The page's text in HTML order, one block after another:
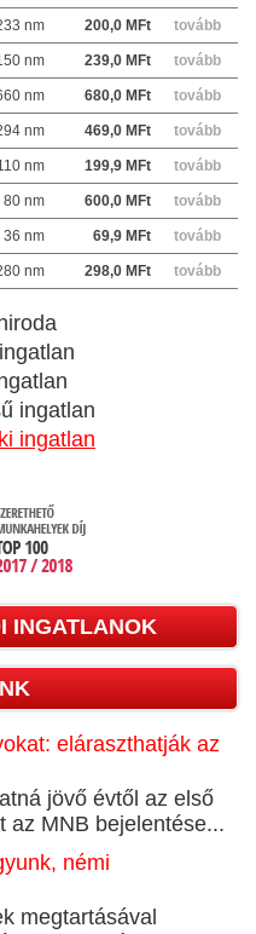
nm 200,0 MFt tovább
nm 239,0 MFt tovább
nm 680,0 MFt tovább
nm 469,0 MFt tovább
nm 199,9 MFt tovább
80 nm 600,0 MFt tovább
36 nm 69,9 MFt tovább
nm 298,0 MFt tovább
ingatlan
ingatlan
INGATLANOK
eláraszthatják az
jövő évtől az első
az MNB bejelentése...
némi
megtartásával